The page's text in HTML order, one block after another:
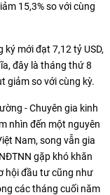
15,3% so với cùng
mới đạt 7,12 tỷ USD,
đây là tháng thứ 8
giảm so với cùng kỳ.
- Chuyên gia kinh
nhìn đến một nguyên
Nam, song vẫn gia
gặp khó khăn
hội đầu tư cũng như
các tháng cuối năm